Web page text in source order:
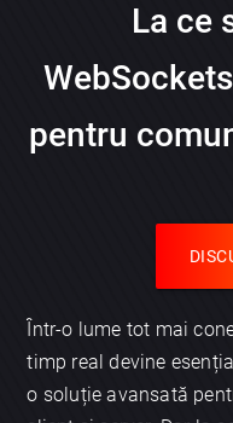
La ce
pentru
Într-o lume tot mai
timp real devine
o soluție avansată